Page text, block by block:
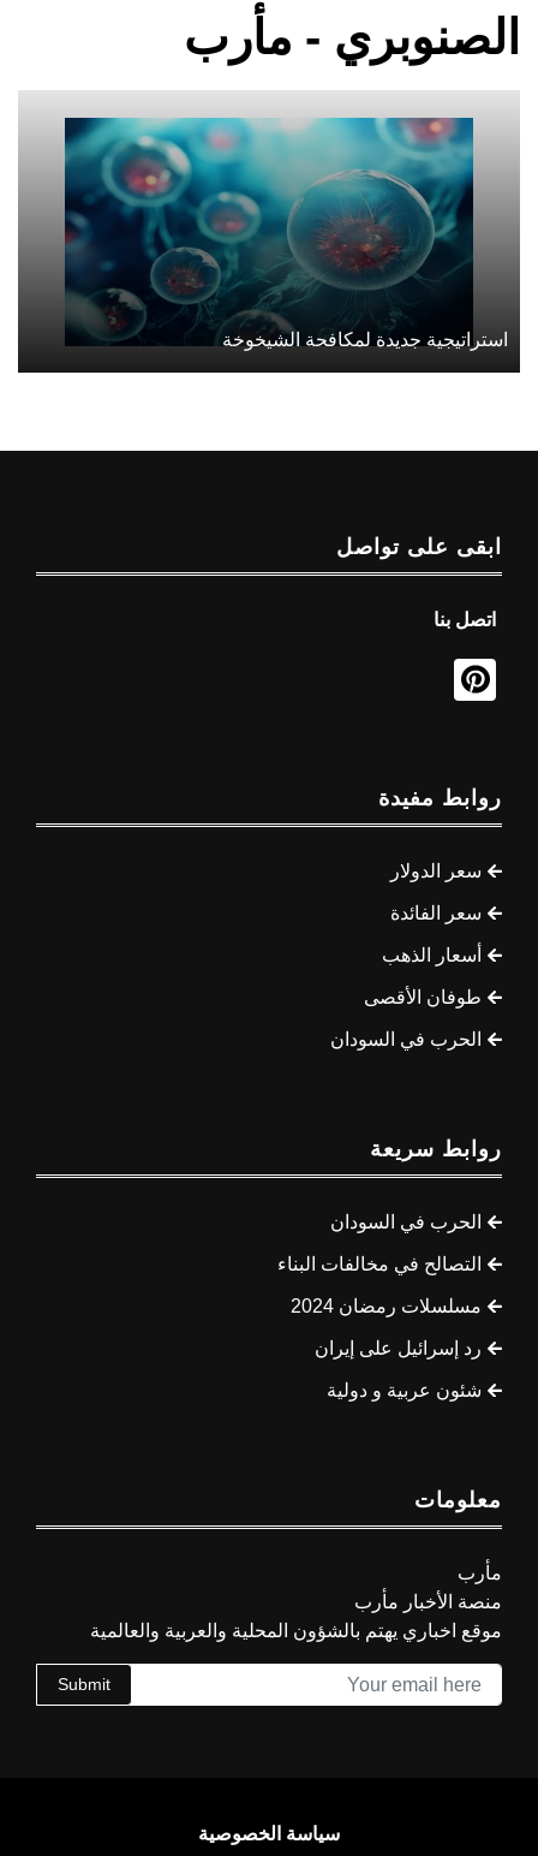
الصنوبري - مأرب
استراتيجية جديدة لمكافحة الشيخوخة
ابقى على تواصل
اتصل بنا
روابط مفيدة
سعر الدولار
سعر الفائدة
أسعار الذهب
طوفان الأقصى
الحرب في السودان
روابط سريعة
الحرب في السودان
التصالح في مخالفات البناء
مسلسلات رمضان 2024
رد إسرائيل على إيران
شئون عربية و دولية
معلومات
مأرب
منصة الأخبار مأرب
موقع اخباري يهتم بالشؤون المحلية والعربية والعالمية
Submit
سياسة الخصوصية